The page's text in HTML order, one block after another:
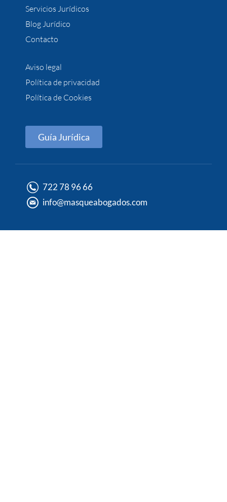
Servicios Jurídicos
Blog Jurídico
Contacto
Aviso legal
Política de privacidad
Política de Cookies
Guía Jurídica
722 78 96 66
info@masqueabogados.com